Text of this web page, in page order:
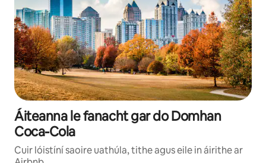
Áiteanna le fanacht gar do Domhan
Coca-Cola
Cuir lóistíní saoire uathúla, tithe agus eile in áirithe ar